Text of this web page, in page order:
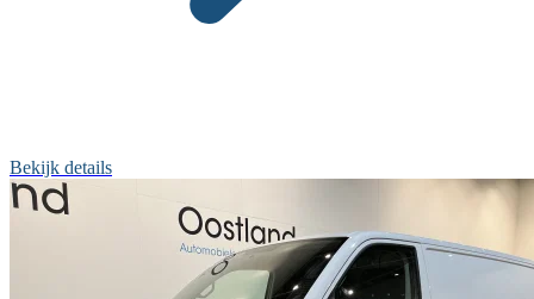
Bekijk details